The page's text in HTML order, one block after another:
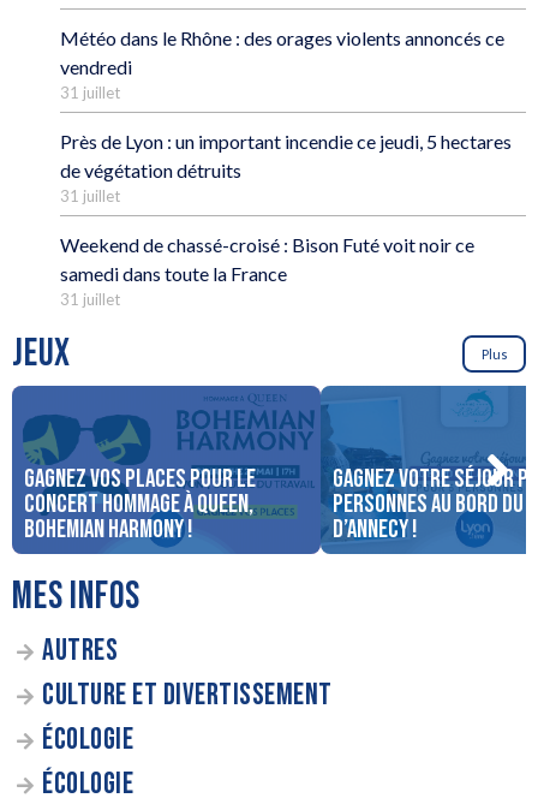
Météo dans le Rhône : des orages violents annoncés ce
vendredi
31 juillet
Près de Lyon : un important incendie ce jeudi, 5 hectares
de végétation détruits
31 juillet
Weekend de chassé-croisé : Bison Futé voit noir ce
samedi dans toute la France
31 juillet
JEUX Plus
Gagnez vos places pour le
concert Hommage à Queen,
Bohemian Harmony !
Gagnez votre séjour
personnes au bord du
d’Annecy !
MES INFOS
AUTRES
CULTURE ET DIVERTISSEMENT
ÉCOLOGIE
ÉCOLOGIE